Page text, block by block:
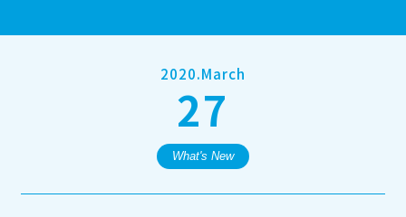
学科紹介
オープンキャンパス・個別相談
2020.March
27
What's New